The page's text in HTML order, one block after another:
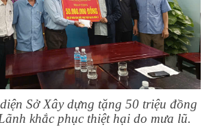
Sở Xây dựng tặng 50 triệu đồng
khắc phục thiệt hại do mưa lũ.